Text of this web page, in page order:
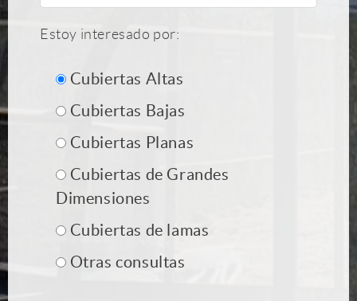
Estoy interesado por:
Cubiertas Altas
Cubiertas Bajas
Cubiertas Planas
Cubiertas de Grandes
Dimensiones
Cubiertas de lamas
Otras consultas